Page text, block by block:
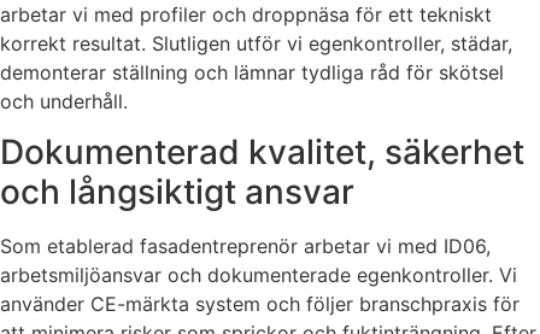
arbetar vi med profiler och droppnäsa för ett tekniskt
korrekt resultat. Slutligen utför vi egenkontroller, städar,
demonterar ställning och lämnar tydliga råd för skötsel
och underhåll.
Dokumenterad kvalitet, säkerhet
och långsiktigt ansvar
Som etablerad fasadentreprenör arbetar vi med ID06,
arbetsmiljöansvar och dokumenterade egenkontroller. Vi
använder CE-märkta system och följer branschpraxis för